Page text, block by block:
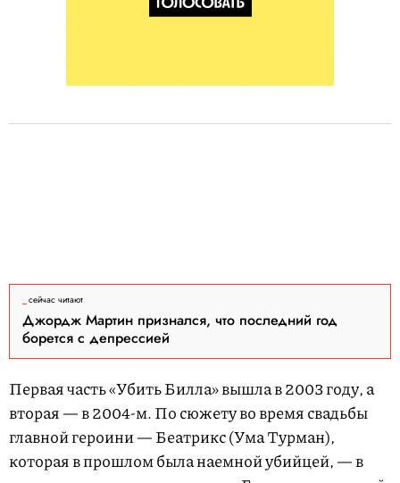
сейчас читают
Джордж Мартин признался, что последний год
борется с депрессией
Первая часть «Убить Билла» вышла в 2003 году, а
вторая — в 2004-м. По сюжету во время свадьбы
главной героини — Беатрикс (Ума Турман),
которая в прошлом была наемной убийцей, — в